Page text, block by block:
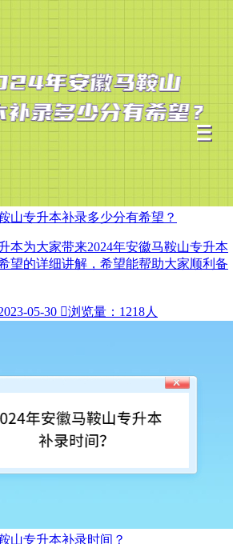
山专升本补录多少分有希望？
本为大家带来2024年安徽马鞍山专升本
望的详细讲解，希望能帮助大家顺利备
05-30 浏览量：1218人
山专升本补录时间？